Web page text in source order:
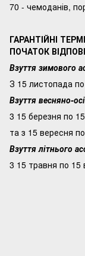
70 - чемоданів,
ГАРАНТІЙНІ
ПОЧАТОК
Взуття зимового
З 15 листопада
Взуття весняно-
3 15 березня по
та з 15 вересня
Взуття літнього
3 15 травня по 15